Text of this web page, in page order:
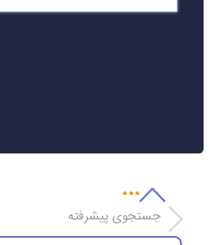
جستجوی پیشرفته